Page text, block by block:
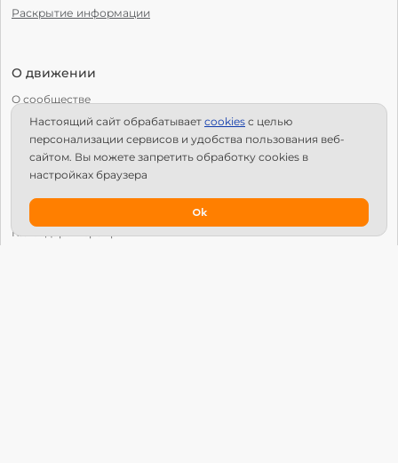
Раскрытие информации
О движении
О сообществе
С чего начать?
Структура Х10
Как стать региональным лидером?
Календарь мероприятий
Настоящий сайт обрабатывает сookies с целью
персонализации сервисов и удобства пользования веб-
сайтом. Вы можете запретить обработку сookies в
настройках браузера
Ok